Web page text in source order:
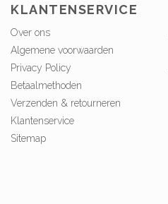
KLANTENSERVICE
Over ons
Algemene voorwaarden
Privacy Policy
Betaalmethoden
Verzenden & retourneren
Klantenservice
Sitemap